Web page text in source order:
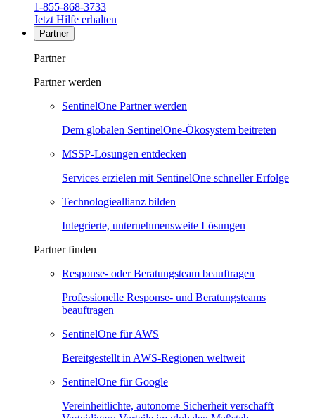
1-855-868-3733
Jetzt Hilfe erhalten
Partner
Partner
Partner werden
SentinelOne Partner werden
Dem globalen SentinelOne-Ökosystem beitreten
MSSP-Lösungen entdecken
Services erzielen mit SentinelOne schneller Erfolge
Technologieallianz bilden
Integrierte, unternehmensweite Lösungen
Partner finden
Response- oder Beratungsteam beauftragen
Professionelle Response- und Beratungsteams
beauftragen
SentinelOne für AWS
Bereitgestellt in AWS-Regionen weltweit
SentinelOne für Google
Vereinheitlichte, autonome Sicherheit verschafft